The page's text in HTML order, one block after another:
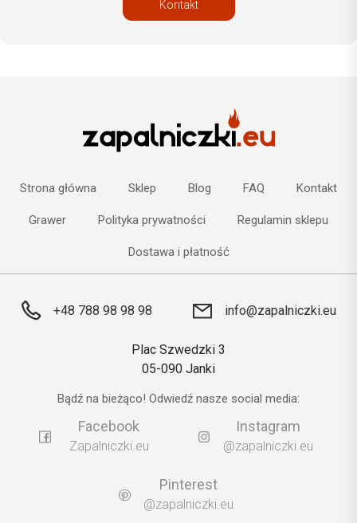
Kontakt
Strona główna Sklep Blog FAQ Kontakt
Grawer Polityka prywatności Regulamin sklepu
Dostawa i płatność
+48 788 98 98 98 info@zapalniczki.eu
Plac Szwedzki 3
05-090 Janki
Bądź na bieżąco! Odwiedź nasze social media:
Facebook
Zapalniczki.eu
Instagram
@zapalniczki.eu
Pinterest
@zapalniczki.eu